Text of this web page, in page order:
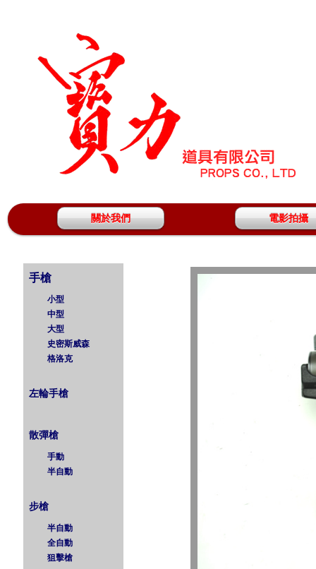
關於我們 電影拍攝
手槍
小型
中型
大型
史密斯威森
格洛克
左輪手槍
散彈槍
手動
半自動
步槍
半自動
全自動
狙擊槍